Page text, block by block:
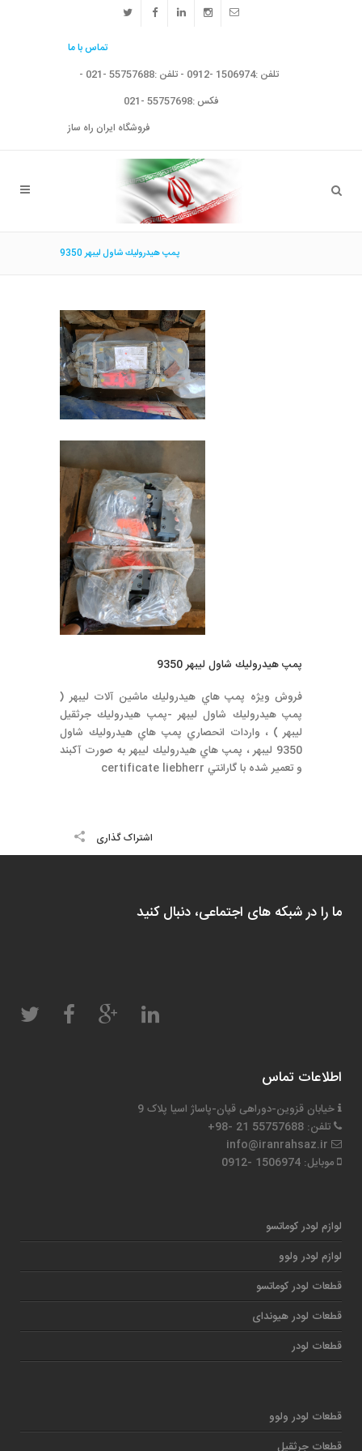
تماس با ما
تلفن :1506974 -0912 - تلفن :55757688 -021 -
فکس :55757698 -021
فروشگاه ایران راه ساز
پمپ هيدروليك شاول ليبهر 9350
پمپ هيدروليك شاول ليبهر 9350
فروش ويژه پمپ هاي هيدروليك ماشين آلات ليبهر (
پمپ هيدروليك شاول ليبهر -پمپ هيدروليك جرثقيل
ليبهر ) ، واردات انحصاري پمپ هاي هيدروليك شاول
9350 ليبهر ، پمپ هاي هيدروليك ليبهر به صورت آكبند
و تعمير شده با گارانتي certificate liebherr
اشتراک گذاری
ما را در شبکه های اجتماعی، دنبال کنید
اطلاعات تماس
خیابان قزوین-دوراهی قپان-پاساژ اسیا پلاک 9
تلفن: 55757688 21 -98+
موبایل: 1506974 -0912
لوازم لودر کوماتسو
لوازم لودر ولوو
قطعات لودر کوماتسو
قطعات لودر هیوندای
قطعات لودر
قطعات لودر ولوو
قطعات جرثقیل